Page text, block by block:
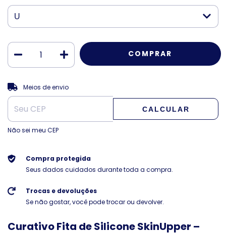
Entregas para o CEP:
Meios de envio
CALCULAR
Não sei meu CEP
Compra protegida
Seus dados cuidados durante toda a compra.
Trocas e devoluções
Se não gostar, você pode trocar ou devolver.
Curativo Fita de Silicone SkinUpper –